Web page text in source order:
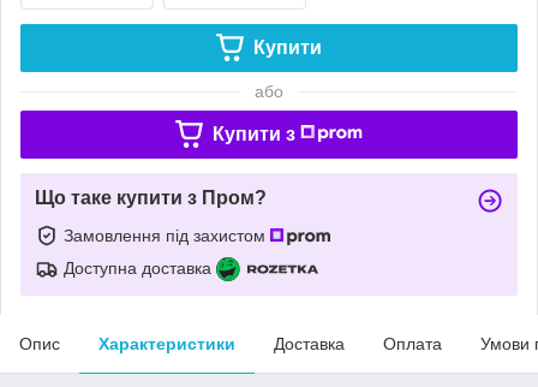
Купити
або
Купити з
Що таке купити з Пром?
Замовлення під захистом
Доступна доставка
Опис Характеристики Доставка Оплата Умови